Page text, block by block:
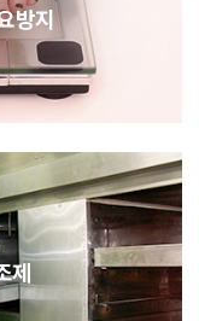
방지
제